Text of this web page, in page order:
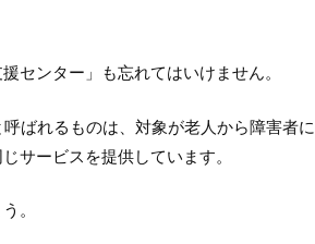
センター」も忘れてはいけません。
ばれるものは、対象が老人から障害者に
サービスを提供しています。
。